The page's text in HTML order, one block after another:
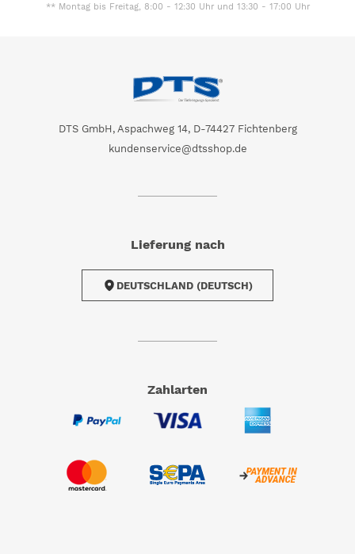
** Montag bis Freitag, 8:00 - 12:30 Uhr und 13:30 - 17:00 Uhr
DTS GmbH, Aspachweg 14, D-74427 Fichtenberg
kundenservice@dtsshop.de
Lieferung nach
DEUTSCHLAND (DEUTSCH)
Zahlarten